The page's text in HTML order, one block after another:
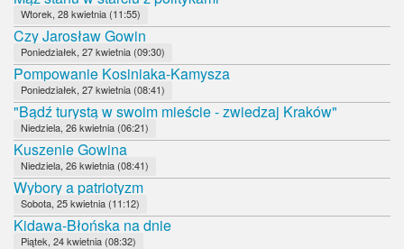
Wtorek, 28 kwietnia (11:55)
Czy Jarosław Gowin
Poniedziałek, 27 kwietnia (09:30)
Pompowanie Kosiniaka-Kamysza
Poniedziałek, 27 kwietnia (08:41)
"Bądź turystą w swoim mieście - zwiedzaj Kraków"
Niedziela, 26 kwietnia (06:21)
Kuszenie Gowina
Niedziela, 26 kwietnia (08:41)
Wybory a patriotyzm
Sobota, 25 kwietnia (11:12)
Kidawa-Błońska na dnie
Piątek, 24 kwietnia (08:32)